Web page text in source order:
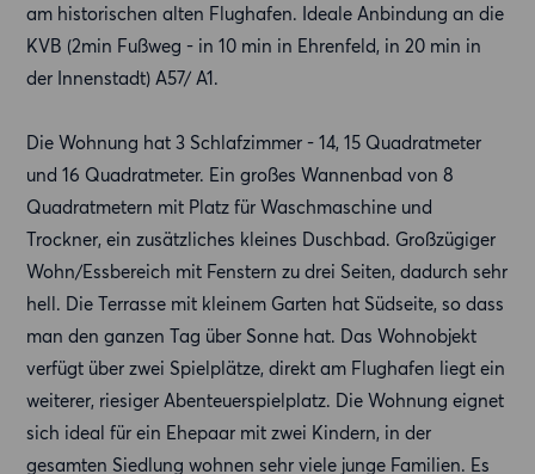
am historischen alten Flughafen. Ideale Anbindung an die
KVB (2min Fußweg - in 10 min in Ehrenfeld, in 20 min in
der Innenstadt) A57/ A1.
Die Wohnung hat 3 Schlafzimmer - 14, 15 Quadratmeter
und 16 Quadratmeter. Ein großes Wannenbad von 8
Quadratmetern mit Platz für Waschmaschine und
Trockner, ein zusätzliches kleines Duschbad. Großzügiger
Wohn/Essbereich mit Fenstern zu drei Seiten, dadurch sehr
hell. Die Terrasse mit kleinem Garten hat Südseite, so dass
man den ganzen Tag über Sonne hat. Das Wohnobjekt
verfügt über zwei Spielplätze, direkt am Flughafen liegt ein
weiterer, riesiger Abenteuerspielplatz. Die Wohnung eignet
sich ideal für ein Ehepaar mit zwei Kindern, in der
gesamten Siedlung wohnen sehr viele junge Familien. Es